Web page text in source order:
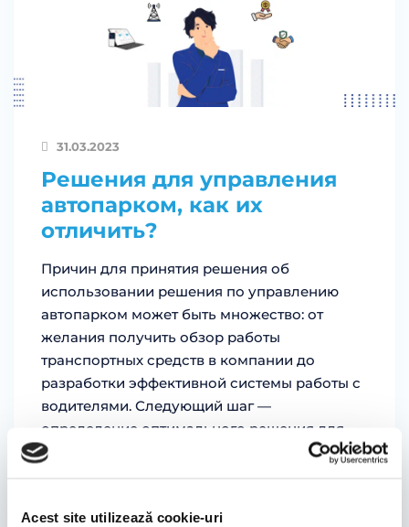
Acest site utilizează cookie-uri
31.03.2023
Решения для управления
автопарком, как их
отличить?
Причин для принятия решения об
использовании решения по управлению
автопарком может быть множество: от
желания получить обзор работы
транспортных средств в компании до
разработки эффективной системы работы с
водителями. Следующий шаг —
определение оптимального решения для
управления автопарком, согласно твоим
решения является также окупаемость